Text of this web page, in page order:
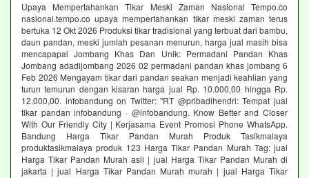
Upaya Mempertahankan Tikar Meski Zaman Nasional Tempo.co
nasional.tempo.co upaya mempertahankan tikar meski zaman terus
bertuka 12 Okt 2026 Produksi tikar tradisional yang terbuat dari bambu,
daun pandan, meski jumlah pesanan menurun, harga jual masih bisa
mencapapai Jombang Khas Dan Unik: Permadani Pandan Khas
Jombang adadijombang 2026 02 permadani pandan khas jombang 6
Feb 2026 Mengayam tikar dari pandan seakan menjadi keahlian yang
turun temurun dengan kisaran harga jual Rp. 10.000,00 hingga Rp.
12.000,00. infobandung on Twitter: "RT @pribadihendri: Tempat jual
tikar pandan infobandung · @infobandung. Know Better and Closer
With Our Friendly City | Kerjasama Event Promosi Phone WhatsApp.
Bandung Harga Tikar Pandan Murah Produk Tasikmalaya
produktasikmalaya produk 123 Harga Tikar Pandan Murah Tag: jual
Harga Tikar Pandan Murah asli | jual Harga Tikar Pandan Murah di
jakarta | jual Harga Tikar Pandan Murah murah | jual Harga Tikar